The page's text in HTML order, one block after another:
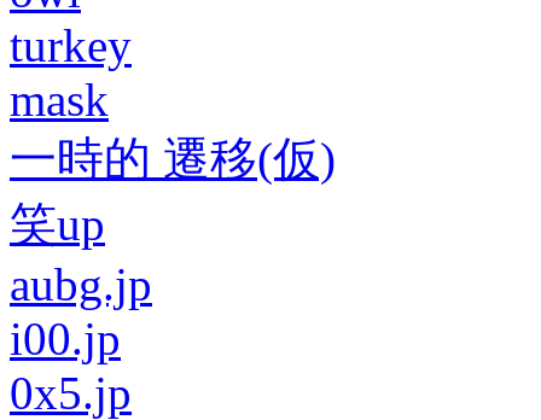
turkey
mask
一時的 遷移(仮)
笑up
aubg.jp
i00.jp
0x5.jp